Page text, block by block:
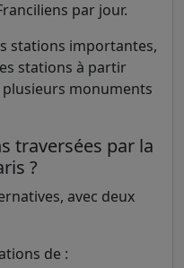
par jour.
stations importantes,
stations à partir
monuments
traversées par la
?
avec deux
de :